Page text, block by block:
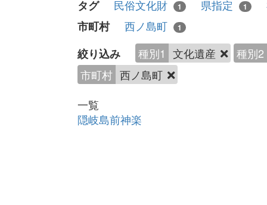
タグ 民俗文化財 1 県指定 1
市町村
西ノ島町 1
絞り込み 種別1 文化遺産
種別2
市町村 西ノ島町
一覧
隠岐島前神楽